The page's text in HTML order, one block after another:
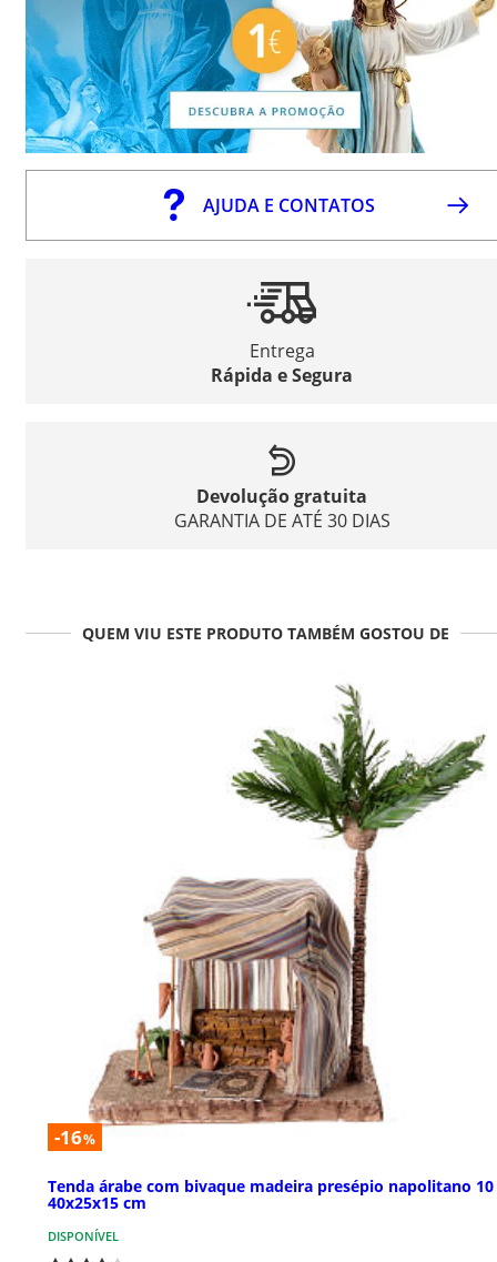
AJUDA E CONTATOS
Entrega
Rápida e Segura
Devolução gratuita
GARANTIA DE ATÉ 30 DIAS
QUEM VIU ESTE PRODUTO TAMBÉM GOSTOU DE
-16%
Tenda árabe com bivaque madeira presépio napolitano
40x25x15 cm
DISPONÍVEL